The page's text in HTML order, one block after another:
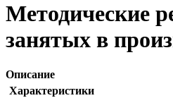
Методические
занятых в
Описание
Характеристики